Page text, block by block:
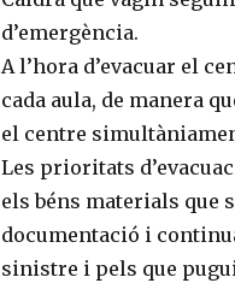
d’emergència.
A l’hora d’evacuar el
cada aula, de manera
el centre
Les prioritats
els béns materials que
documentació i
sinistre i pels que